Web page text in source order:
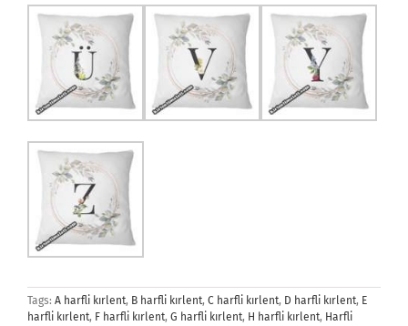
Tags: A harfli kırlent, B harfli kırlent, C harfli kırlent, D harfli kırlent, E
harfli kırlent, F harfli kırlent, G harfli kırlent, H harfli kırlent, Harfli